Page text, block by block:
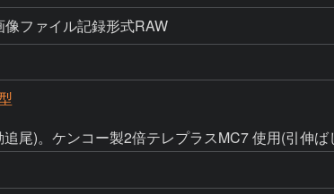
ファイル記録形式RAW